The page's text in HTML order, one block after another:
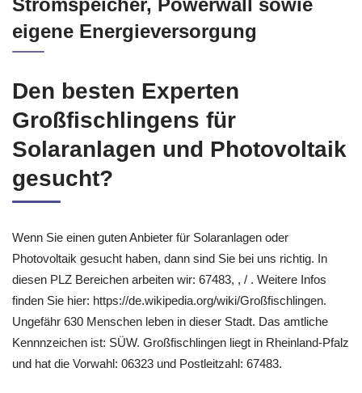
und Sonnenbatterien, Photovoltaik,
Stromspeicher, Powerwall sowie
Den besten Experten
Großfischlingens für
Solaranlagen und Photovoltaik
Wenn Sie einen guten Anbieter für Solaranlagen oder
Photovoltaik gesucht haben, dann sind Sie bei uns richtig. In
diesen PLZ Bereichen arbeiten wir: 67483, , / . Weitere Infos
finden Sie hier: https://de.wikipedia.org/wiki/Großfischlingen.
Ungefähr 630 Menschen leben in dieser Stadt. Das amtliche